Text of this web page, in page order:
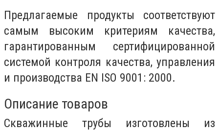
Предлагаемые продукты соответствуют
самым высоким критериям качества,
гарантированным сертифицированной
системой контроля качества, управления
и производства EN ISO 9001: 2000.
Описание товаров
Скважинные трубы изготовлены из